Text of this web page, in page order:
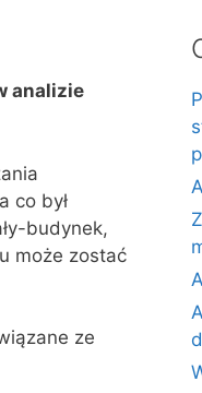
analizie
co był
budynek,
może zostać
ze